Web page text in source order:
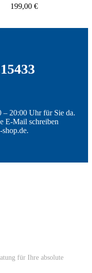
199,00 €
– 20:00 Uhr für Sie da.
E-Mail schreiben
shop.de.
für Ihre absolute